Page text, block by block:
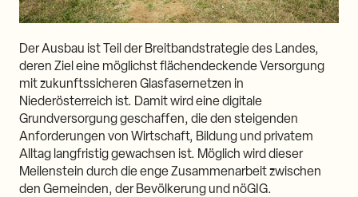
Der Ausbau ist Teil der Breitbandstrategie des Landes,
deren Ziel eine möglichst flächendeckende Versorgung
mit zukunftssicheren Glasfasernetzen in
Niederösterreich ist. Damit wird eine digitale
Grundversorgung geschaffen, die den steigenden
Anforderungen von Wirtschaft, Bildung und privatem
Alltag langfristig gewachsen ist. Möglich wird dieser
Meilenstein durch die enge Zusammenarbeit zwischen
den Gemeinden, der Bevölkerung und nöGIG.